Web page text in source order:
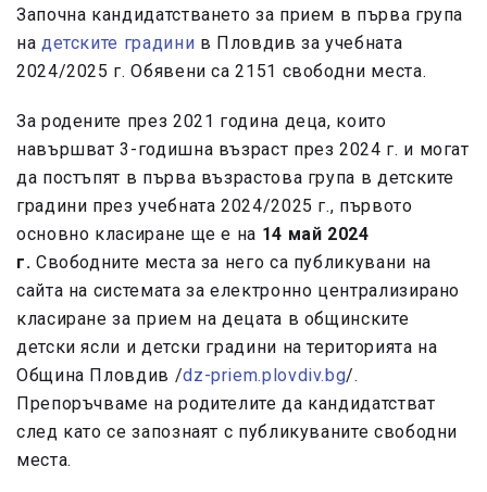
Започна кандидатстването за прием в първа група
на детските градини в Пловдив за учебната
2024/2025 г. Обявени са 2151 свободни места.
За родените през 2021 година деца, които
навършват 3-годишна възраст през 2024 г. и могат
да постъпят в първа възрастова група в детските
градини през учебната 2024/2025 г., първото
основно класиране ще е на 14 май 2024
г. Свободните места за него са публикувани на
сайта на системата за електронно централизирано
класиране за прием на децата в общинските
детски ясли и детски градини на територията на
Община Пловдив /dz-priem.plovdiv.bg/.
Препоръчваме на родителите да кандидатстват
след като се запознаят с публикуваните свободни
места.